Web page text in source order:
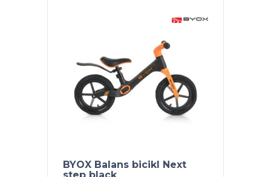
BYOX Balans bicikl Next